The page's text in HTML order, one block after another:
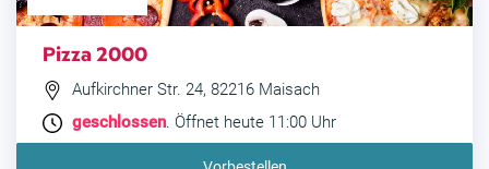
Pizza 2000
Aufkirchner Str. 24, 82216 Maisach
geschlossen . Öffnet heute 11:00 Uhr